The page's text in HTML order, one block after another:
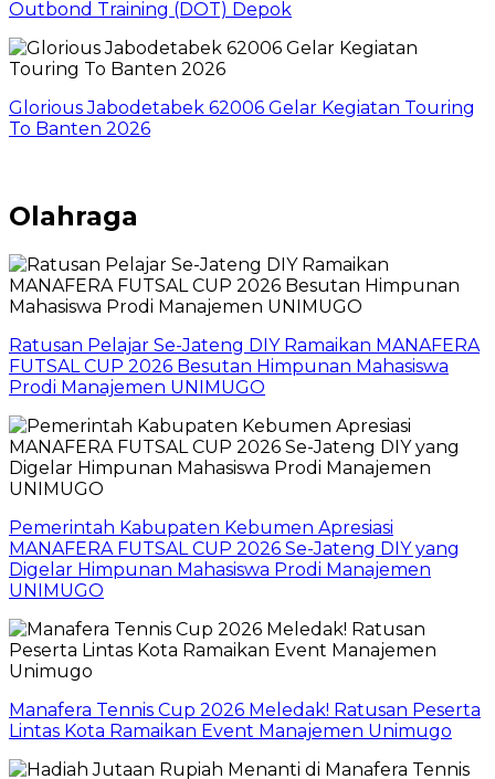
Outbond Training (DOT) Depok
Glorious Jabodetabek 62006 Gelar Kegiatan Touring
To Banten 2026
Olahraga
Ratusan Pelajar Se-Jateng DIY Ramaikan MANAFERA
FUTSAL CUP 2026 Besutan Himpunan Mahasiswa
Prodi Manajemen UNIMUGO
Pemerintah Kabupaten Kebumen Apresiasi
MANAFERA FUTSAL CUP 2026 Se-Jateng DIY yang
Digelar Himpunan Mahasiswa Prodi Manajemen
UNIMUGO
Manafera Tennis Cup 2026 Meledak! Ratusan Peserta
Lintas Kota Ramaikan Event Manajemen Unimugo